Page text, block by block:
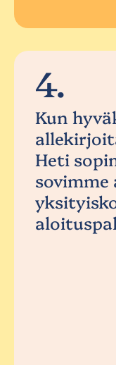
4.
Kun
Heti